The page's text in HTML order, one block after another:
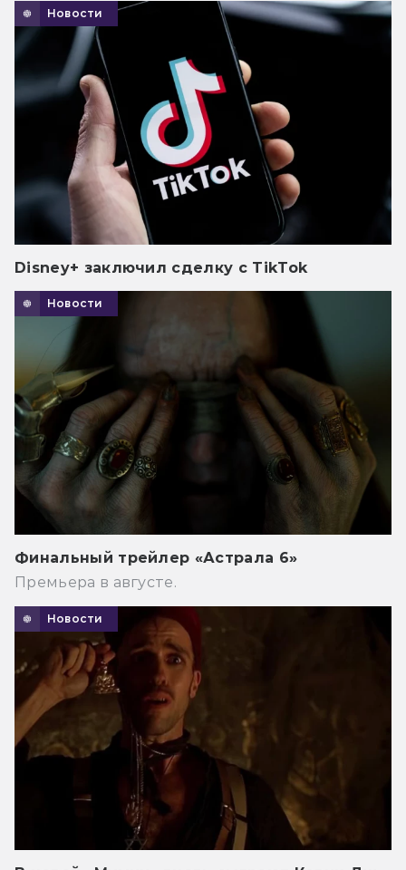
Новости
Disney+ заключил сделку с TikTok
Новости
Финальный трейлер «Астрала 6»
Премьера в августе.
Новости